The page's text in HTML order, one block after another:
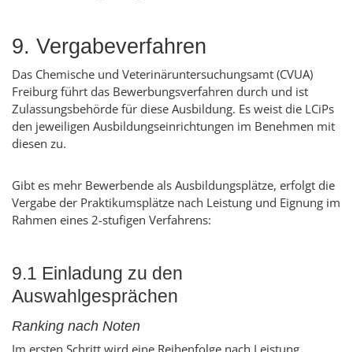
9. Vergabeverfahren
Das Chemische und Veterinäruntersuchungsamt (CVUA)
Freiburg führt das Bewerbungsverfahren durch und ist
Zulassungsbehörde für diese Ausbildung. Es weist die LCiPs
den jeweiligen Ausbildungseinrichtungen im Benehmen mit
diesen zu.
Gibt es mehr Bewerbende als Ausbildungsplätze, erfolgt die
Vergabe der Praktikumsplätze nach Leistung und Eignung im
Rahmen eines 2-stufigen Verfahrens:
9.1 Einladung zu den
Auswahlgesprächen
Ranking nach Noten